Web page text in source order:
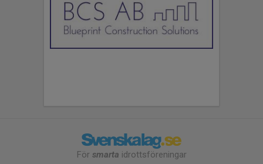
För smarta idrottsföreningar